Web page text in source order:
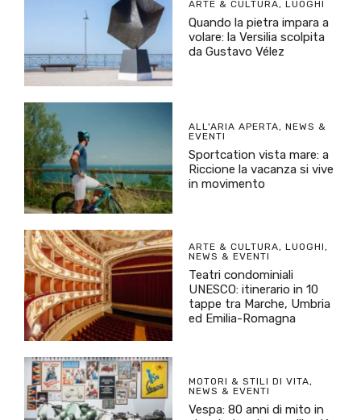
ARTE & CULTURA, LUOGHI
Quando la pietra impara a
volare: la Versilia scolpita
da Gustavo Vélez
ALL'ARIA APERTA, NEWS &
EVENTI
Sportcation vista mare: a
Riccione la vacanza si vive
in movimento
ARTE & CULTURA, LUOGHI ,
NEWS & EVENTI
Teatri condominiali
UNESCO: itinerario in 10
tappe tra Marche, Umbria
ed Emilia-Romagna
MOTORI & STILI DI VITA,
NEWS & EVENTI
Vespa: 80 anni di mito in